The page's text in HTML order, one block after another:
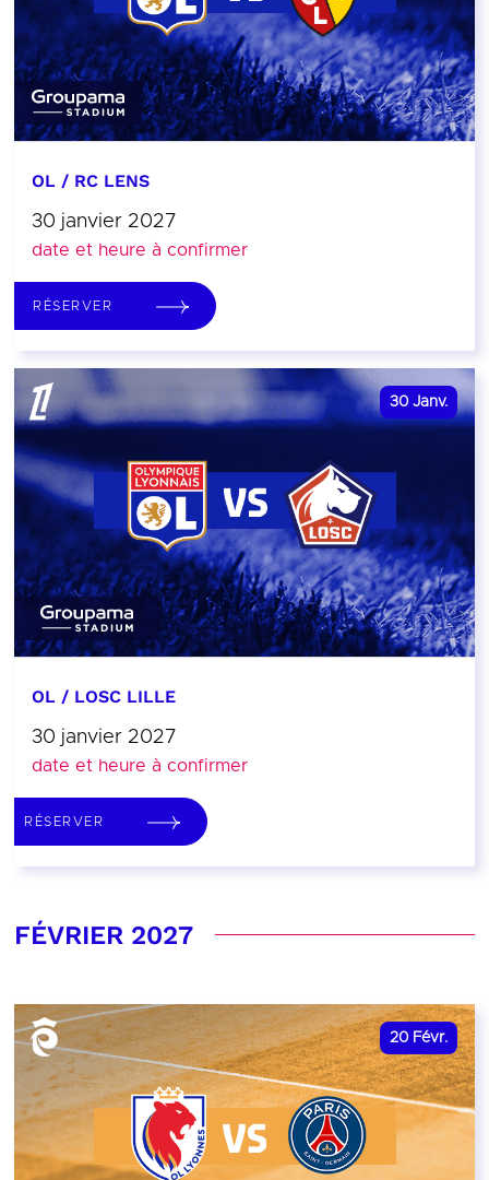
OL / RC LENS
30 janvier 2027
date et heure à confirmer
RÉSERVER
30 Janv.
OL / LOSC LILLE
30 janvier 2027
date et heure à confirmer
RÉSERVER
FÉVRIER 2027
20 Févr.